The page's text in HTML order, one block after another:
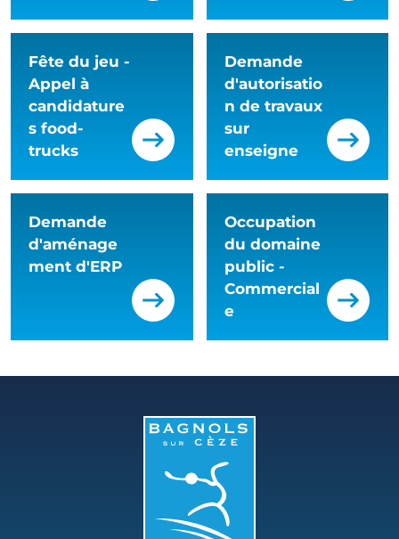
Fête du jeu -
Appel à
candidature
s food-
trucks
Demande
d'autorisatio
n de travaux
sur
enseigne
Demande
d'aménage
ment d'ERP
Occupation
du domaine
public -
Commercial
e